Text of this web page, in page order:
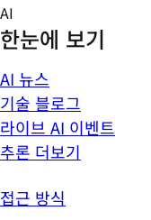
Skip
to
content
AI
한눈에 보기
AI 뉴스
기술 블로그
라이브 AI 이벤트
추론 더보기
접근 방식